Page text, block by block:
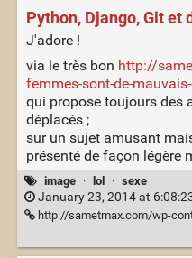
Python, Django, Git et
J'adore !
via le très bon http://
femmes-sont-de-
qui propose toujours des
déplacés ;
sur un sujet amusant
présenté de façon légère
image · lol · sexe
January 23, 2014 at
http://sametmax.com/wp-